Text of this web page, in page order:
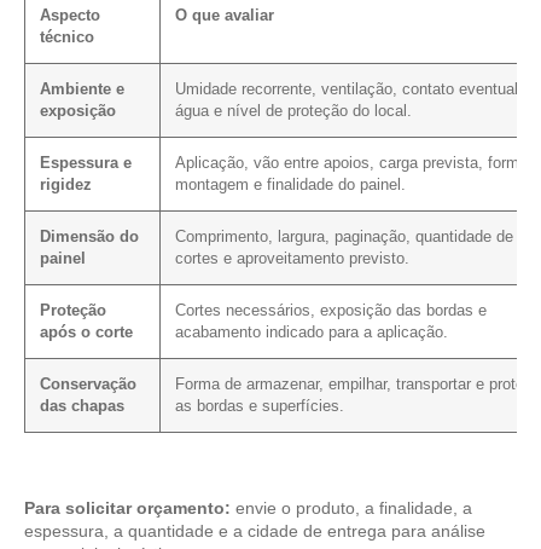
Aspecto
técnico
O que avaliar
Ambiente e
exposição
Umidade recorrente, ventilação, contato eventual
água e nível de proteção do local.
Espessura e
rigidez
Aplicação, vão entre apoios, carga prevista, forma
montagem e finalidade do painel.
Dimensão do
painel
Comprimento, largura, paginação, quantidade de
cortes e aproveitamento previsto.
Proteção
após o corte
Cortes necessários, exposição das bordas e
acabamento indicado para a aplicação.
Conservação
das chapas
Forma de armazenar, empilhar, transportar e
as bordas e superfícies.
Para solicitar orçamento: envie o produto, a finalidade, a
espessura, a quantidade e a cidade de entrega para análise